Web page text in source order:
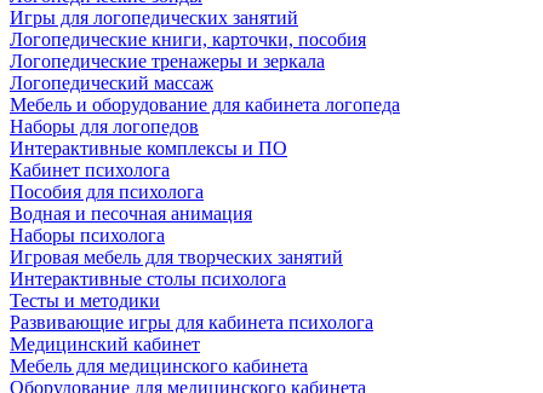
Игры для логопедических занятий
Логопедические книги, карточки, пособия
Логопедические тренажеры и зеркала
Логопедический массаж
Мебель и оборудование для кабинета логопеда
Наборы для логопедов
Интерактивные комплексы и ПО
Кабинет психолога
Пособия для психолога
Водная и песочная анимация
Наборы психолога
Игровая мебель для творческих занятий
Интерактивные столы психолога
Тесты и методики
Развивающие игры для кабинета психолога
Медицинский кабинет
Мебель для медицинского кабинета
Оборудование для медицинского кабинета